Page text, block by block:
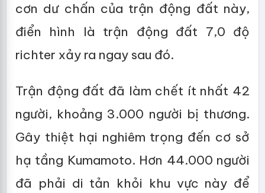
cơn dư chấn của trận động đất này,
điển hình là trận động đất 7,0 độ
richter xảy ra ngay sau đó.
Trận động đất đã làm chết ít nhất 42
người, khoảng 3.000 người bị thương.
Gây thiệt hại nghiêm trọng đến cơ sở
hạ tầng Kumamoto. Hơn 44.000 người
đã phải di tản khỏi khu vực này để